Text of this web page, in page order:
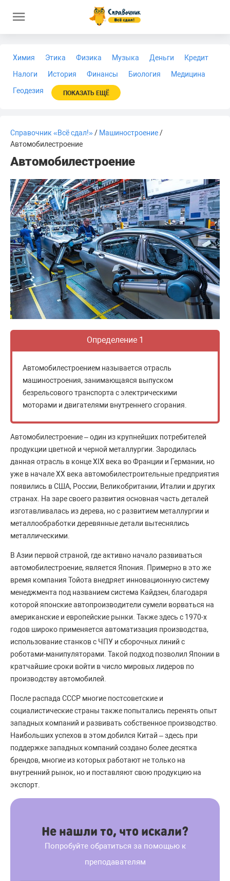
Химия Этика Физика Музыка Деньги
Кредит
Налоги
История Финансы Биология
Медицина
Геодезия
ПОКАЗАТЬ ЕЩЁ
Справочник «Всё сдал!»/ Машиностроение/
Автомобилестроение
Автомобилестроение
Определение 1
Автомобилестроением называется отрасль
машиностроения, занимающаяся выпуском
безрельсового транспорта с электрическими
моторами и двигателями внутреннего сгорания.
Автомобилестроение – один из крупнейших потребителей
продукции цветной и черной металлургии. Зародилась
данная отрасль в конце XIX века во Франции и Германии, но
уже в начале ХХ века автомобилестроительные предприятия
появились в США, России, Великобритании, Италии и других
странах. На заре своего развития основная часть деталей
изготавливалась из дерева, но с развитием металлургии и
металлообработки деревянные детали вытеснялись
металлическими.
В Азии первой страной, где активно начало развиваться
автомобилестроение, является Япония. Примерно в это же
время компания Тойота внедряет инновационную систему
менеджмента под названием система Кайдзен, благодаря
которой японские автопроизводители сумели ворваться на
американские и европейские рынки. Также здесь с 1970-х
годов широко применяется автоматизация производства,
использование станков с ЧПУ и сборочных линий с
роботами-манипуляторами. Такой подход позволил Японии в
кратчайшие сроки войти в число мировых лидеров по
производству автомобилей.
После распада СССР многие постсоветские и
социалистические страны также попытались перенять опыт
западных компаний и развивать собственное производство.
Наибольших успехов в этом добился Китай – здесь при
поддержке западных компаний создано более десятка
брендов, многие из которых работают не только на
внутренний рынок, но и поставляют свою продукцию на
экспорт.
Не нашли то, что искали?
Попробуйте обратиться за помощью к
преподавателям